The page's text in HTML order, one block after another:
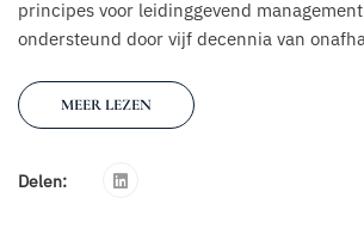
principes voor leidinggevend
ondersteund door vijf decennia van
MEER LEZEN
Delen: